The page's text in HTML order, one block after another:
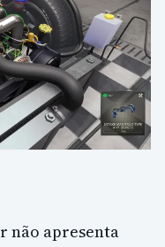
não apresenta